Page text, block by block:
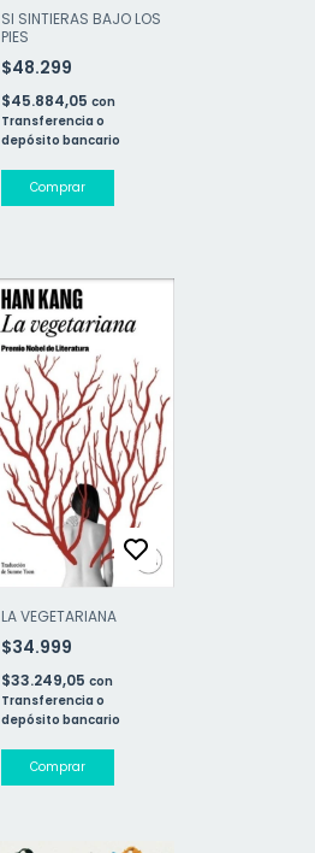
SI SINTIERAS BAJO LOS
PIES
$48.299
$45.884,05 con
Transferencia o
depósito bancario
LA VEGETARIANA
$34.999
$33.249,05 con
Transferencia o
depósito bancario